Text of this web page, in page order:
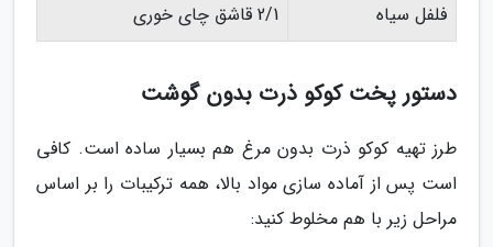
فلفل سیاه
2/1 قاشق چای خوری
دستور پخت کوکو ذرت بدون گوشت
طرز تهیه کوکو ذرت بدون مرغ هم بسیار ساده است. کافی
است پس از آماده سازی مواد بالا، همه ترکیبات را بر اساس
مراحل زیر با هم مخلوط کنید: